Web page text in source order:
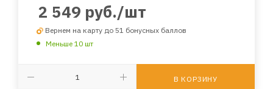
2 549 руб./шт
Вернем на карту до 51 бонусных баллов
Меньше 10 шт
В КОРЗИНУ